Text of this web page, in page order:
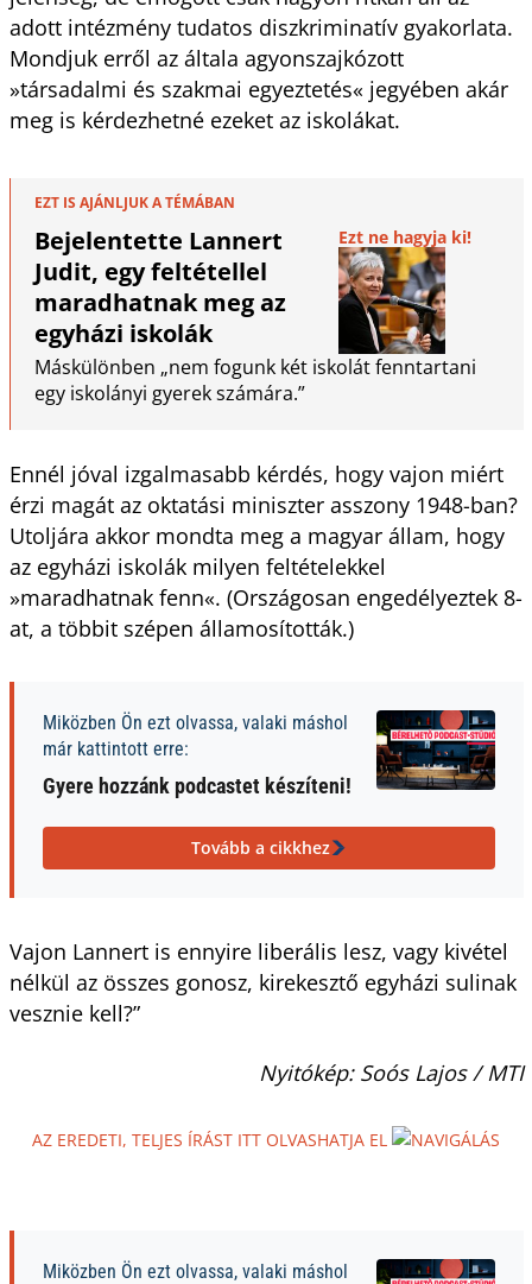
adott intézmény tudatos diszkriminatív gyakorlata.
Mondjuk erről az általa agyonszajkózott
»társadalmi és szakmai egyeztetés« jegyében akár
meg is kérdezhetné ezeket az iskolákat.
EZT IS AJÁNLJUK A TÉMÁBAN
Bejelentette Lannert
Judit, egy feltétellel
maradhatnak meg az
egyházi iskolák
Ezt ne hagyja ki!
Máskülönben „nem fogunk két iskolát fenntartani
egy iskolányi gyerek számára.”
Ennél jóval izgalmasabb kérdés, hogy vajon miért
érzi magát az oktatási miniszter asszony 1948-ban?
Utoljára akkor mondta meg a magyar állam, hogy
az egyházi iskolák milyen feltételekkel
»maradhatnak fenn«. (Országosan engedélyeztek 8-
at, a többit szépen államosították.)
Miközben Ön ezt olvassa, valaki máshol
már kattintott erre:
Gyere hozzánk podcastet készíteni!
Tovább a cikkhez
Vajon Lannert is ennyire liberális lesz, vagy kivétel
nélkül az összes gonosz, kirekesztő egyházi sulinak
vesznie kell?”
Nyitókép: Soós Lajos / MTI
AZ EREDETI, TELJES ÍRÁST ITT OLVASHATJA EL
Miközben Ön ezt olvassa, valaki máshol